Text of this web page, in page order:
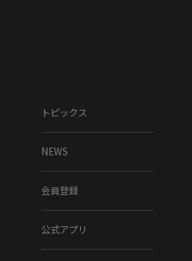
トピックス
NEWS
会員登録
公式アプリ